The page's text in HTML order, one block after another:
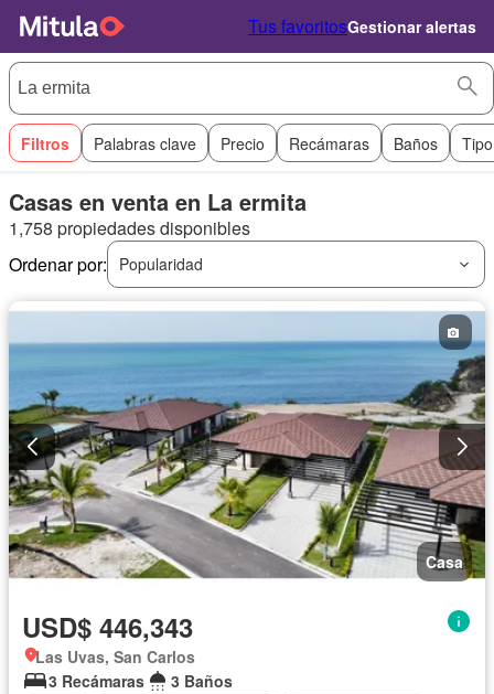
Tus favoritosGestionar alertas
Filtros Palabras clave Precio Recámaras Baños
Casas en venta en La ermita
1,758 propiedades disponibles
Ordenar por:
Popularidad
Casa
USD$ 446,343
Las Uvas, San Carlos
3 Recámaras
3 Baños